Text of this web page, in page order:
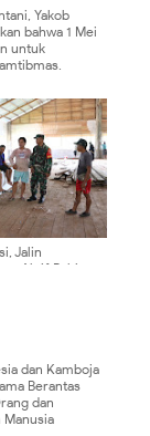
Yakob
bahwa 1 Mei
untuk
Jalin
Aktif Babinsa
Kedekatan
dan Kamboja
Berantas
dan
Manusia